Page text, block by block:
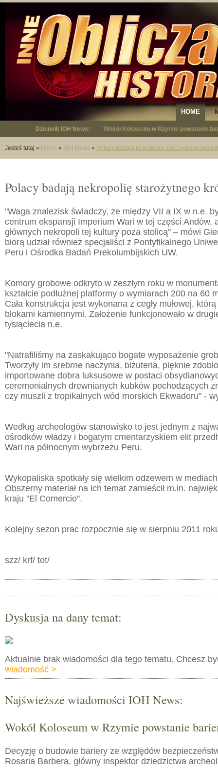
HOME
Dziennik IOH News: "Niepodległy - opowieść o Januszu
Jesteś tutaj » Home » IOH News » Polacy badają nekropolię starożytnego
Polacy badają nekropolię starożytnego
"Waga znalezisk świadczy, że między VII a IX w n.e.
centrum ekspansji Imperium Wari w tej części Andów,
głównych nekropoli tej kultury poza stolicą" – mówi
biorą udział również specjaliści z Pontyfikalnego
Peru i Ośrodka Badań Prekolumbijskich UW.
Komory grobowe odkryto w zeszłym roku w
kształcie podłużnej platformy o wymiarach 200 na 60
Cała konstrukcja jest wykonana z cegły mułowej,
blokami kamiennymi. Założenie funkcjonowało w
tysiąclecia n.e.
"Natrafiliśmy na zaskakująco bogate wyposażenie
Tworzyły im srebrne naczynia, biżuteria, pięknie
importowane dobra luksusowe w postaci
ceremonialnych drewnianych kubków pochodzących
czy muszli z tropikalnych wód morskich Ekwadoru" -
Według archeologów stanowisko to jest jednym z
ośrodków władzy i bogatym cmentarzyskiem elit
Wari na północnym wybrzeżu Peru.
Wykopaliska spotkały się wielkim odzewem w
Obszerny materiał na ich temat zamieścił m.in.
kraju "El Comercio".
Kolejny sezon prac rozpocznie się w sierpniu 2011
szz/ krf/ tot/
Dyskusja na dany temat:
Aktualnie brak wiadomości dla tego tematu. Chcesz
wiadomość >
Najświeższe wiadomości IOH News:
Wokół Koloseum w Rzymie powstanie
Decyzję o budowie bariery ze względów
Rosaria Barbera, główny inspektor dziedzictwa